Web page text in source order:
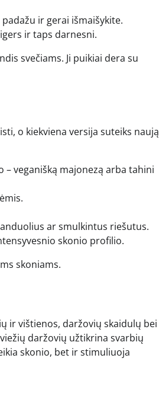
ir gerai išmaišykite.
ir taps darnesni.
svečiams. Ji puikiai dera su
o kiekviena versija suteiks naują
veganišką majonezą arba tahini
ar smulkintus riešutus.
skonio profilio.
skoniams.
ir vištienos, daržovių skaidulų bei
daržovių užtikrina svarbių
skonio, bet ir stimuliuoja